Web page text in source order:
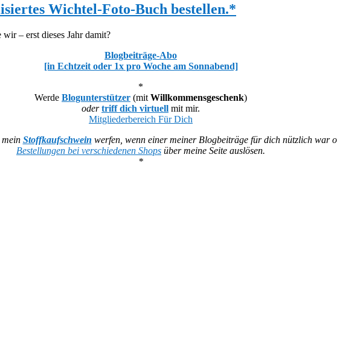
Wichtel-Foto-Buch bestellen.*
– erst dieses Jahr damit?
Blogbeiträge-Abo
[in Echtzeit oder 1x pro Woche am Sonnabend]
*
Werde Blogunterstützer (mit Willkommensgeschenk)
oder triff dich virtuell mit mir.
Mitgliederbereich Für Dich
Stoffkaufschwein werfen, wenn einer meiner Blogbeiträge für dich nützlich war
Bestellungen bei verschiedenen Shops über meine Seite auslösen.
*